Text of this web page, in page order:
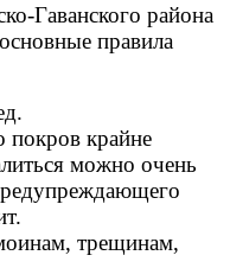
района
правила
покров крайне
можно очень
трещинам,